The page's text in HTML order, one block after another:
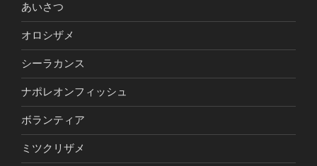
あいさつ
オロシザメ
シーラカンス
ナポレオンフィッシュ
ボランティア
ミツクリザメ